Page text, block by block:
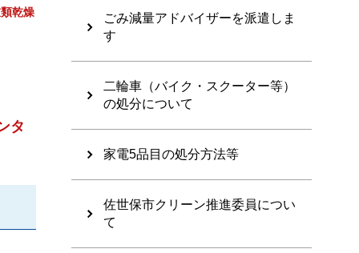
乾燥
タ
ごみ減量アドバイザーを派遣しま
す
二輪車（バイク・スクーター等）
の処分について
家電5品目の処分方法等
佐世保市クリーン推進委員につい
て